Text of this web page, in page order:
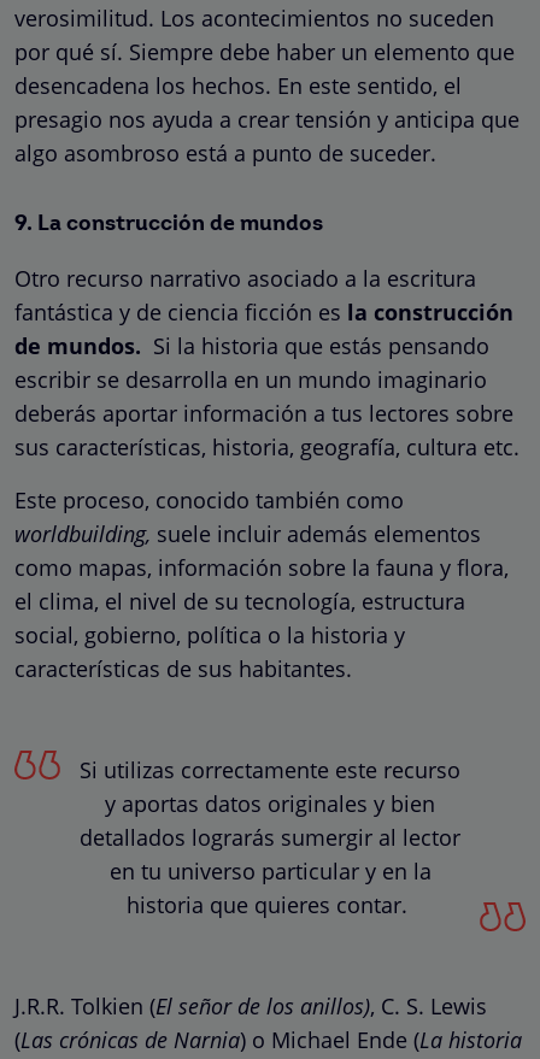
verosimilitud. Los acontecimientos no suceden
por qué sí. Siempre debe haber un elemento que
desencadena los hechos. En este sentido, el
presagio nos ayuda a crear tensión y anticipa que
algo asombroso está a punto de suceder.
9. La construcción de mundos
Otro recurso narrativo asociado a la escritura
fantástica y de ciencia ficción es la construcción
de mundos. Si la historia que estás pensando
escribir se desarrolla en un mundo imaginario
deberás aportar información a tus lectores sobre
sus características, historia, geografía, cultura etc.
Este proceso, conocido también como
worldbuilding, suele incluir además elementos
como mapas, información sobre la fauna y flora,
el clima, el nivel de su tecnología, estructura
social, gobierno, política o la historia y
características de sus habitantes.
Si utilizas correctamente este recurso
y aportas datos originales y bien
detallados lograrás sumergir al lector
en tu universo particular y en la
historia que quieres contar.
J.R.R. Tolkien (El señor de los anillos), C. S. Lewis
(Las crónicas de Narnia) o Michael Ende (La historia